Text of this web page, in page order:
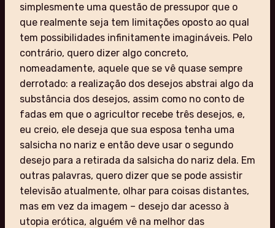
simplesmente uma questão de pressupor que o
que realmente seja tem limitações oposto ao qual
tem possibilidades infinitamente imagináveis. Pelo
contrário, quero dizer algo concreto,
nomeadamente, aquele que se vê quase sempre
derrotado: a realização dos desejos abstrai algo da
substância dos desejos, assim como no conto de
fadas em que o agricultor recebe três desejos, e,
eu creio, ele deseja que sua esposa tenha uma
salsicha no nariz e então deve usar o segundo
desejo para a retirada da salsicha do nariz dela. Em
outras palavras, quero dizer que se pode assistir
televisão atualmente, olhar para coisas distantes,
mas em vez da imagem – desejo dar acesso à
utopia erótica, alguém vê na melhor das